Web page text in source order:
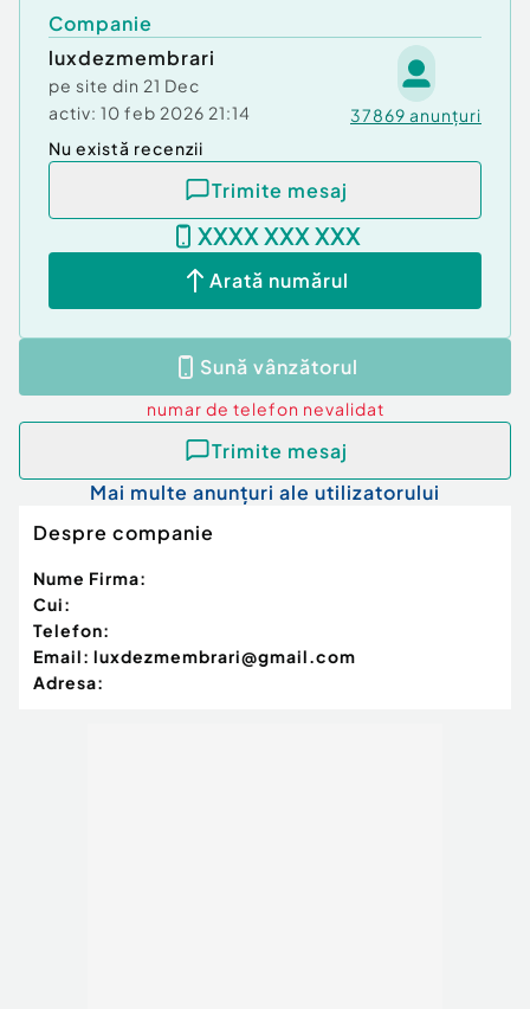
Companie
luxdezmembrari
pe site din 21 Dec
activ: 10 feb 2026 21:14 37869 anunțuri
Nu există recenzii
Trimite mesaj
XXXX XXX XXX
Arată numărul
Sună vânzătorul
numar de telefon nevalidat
Trimite mesaj
Mai multe anunțuri ale utilizatorului
Despre companie
Nume Firma:
Cui:
Telefon:
Email: luxdezmembrari@gmail.com
Adresa: